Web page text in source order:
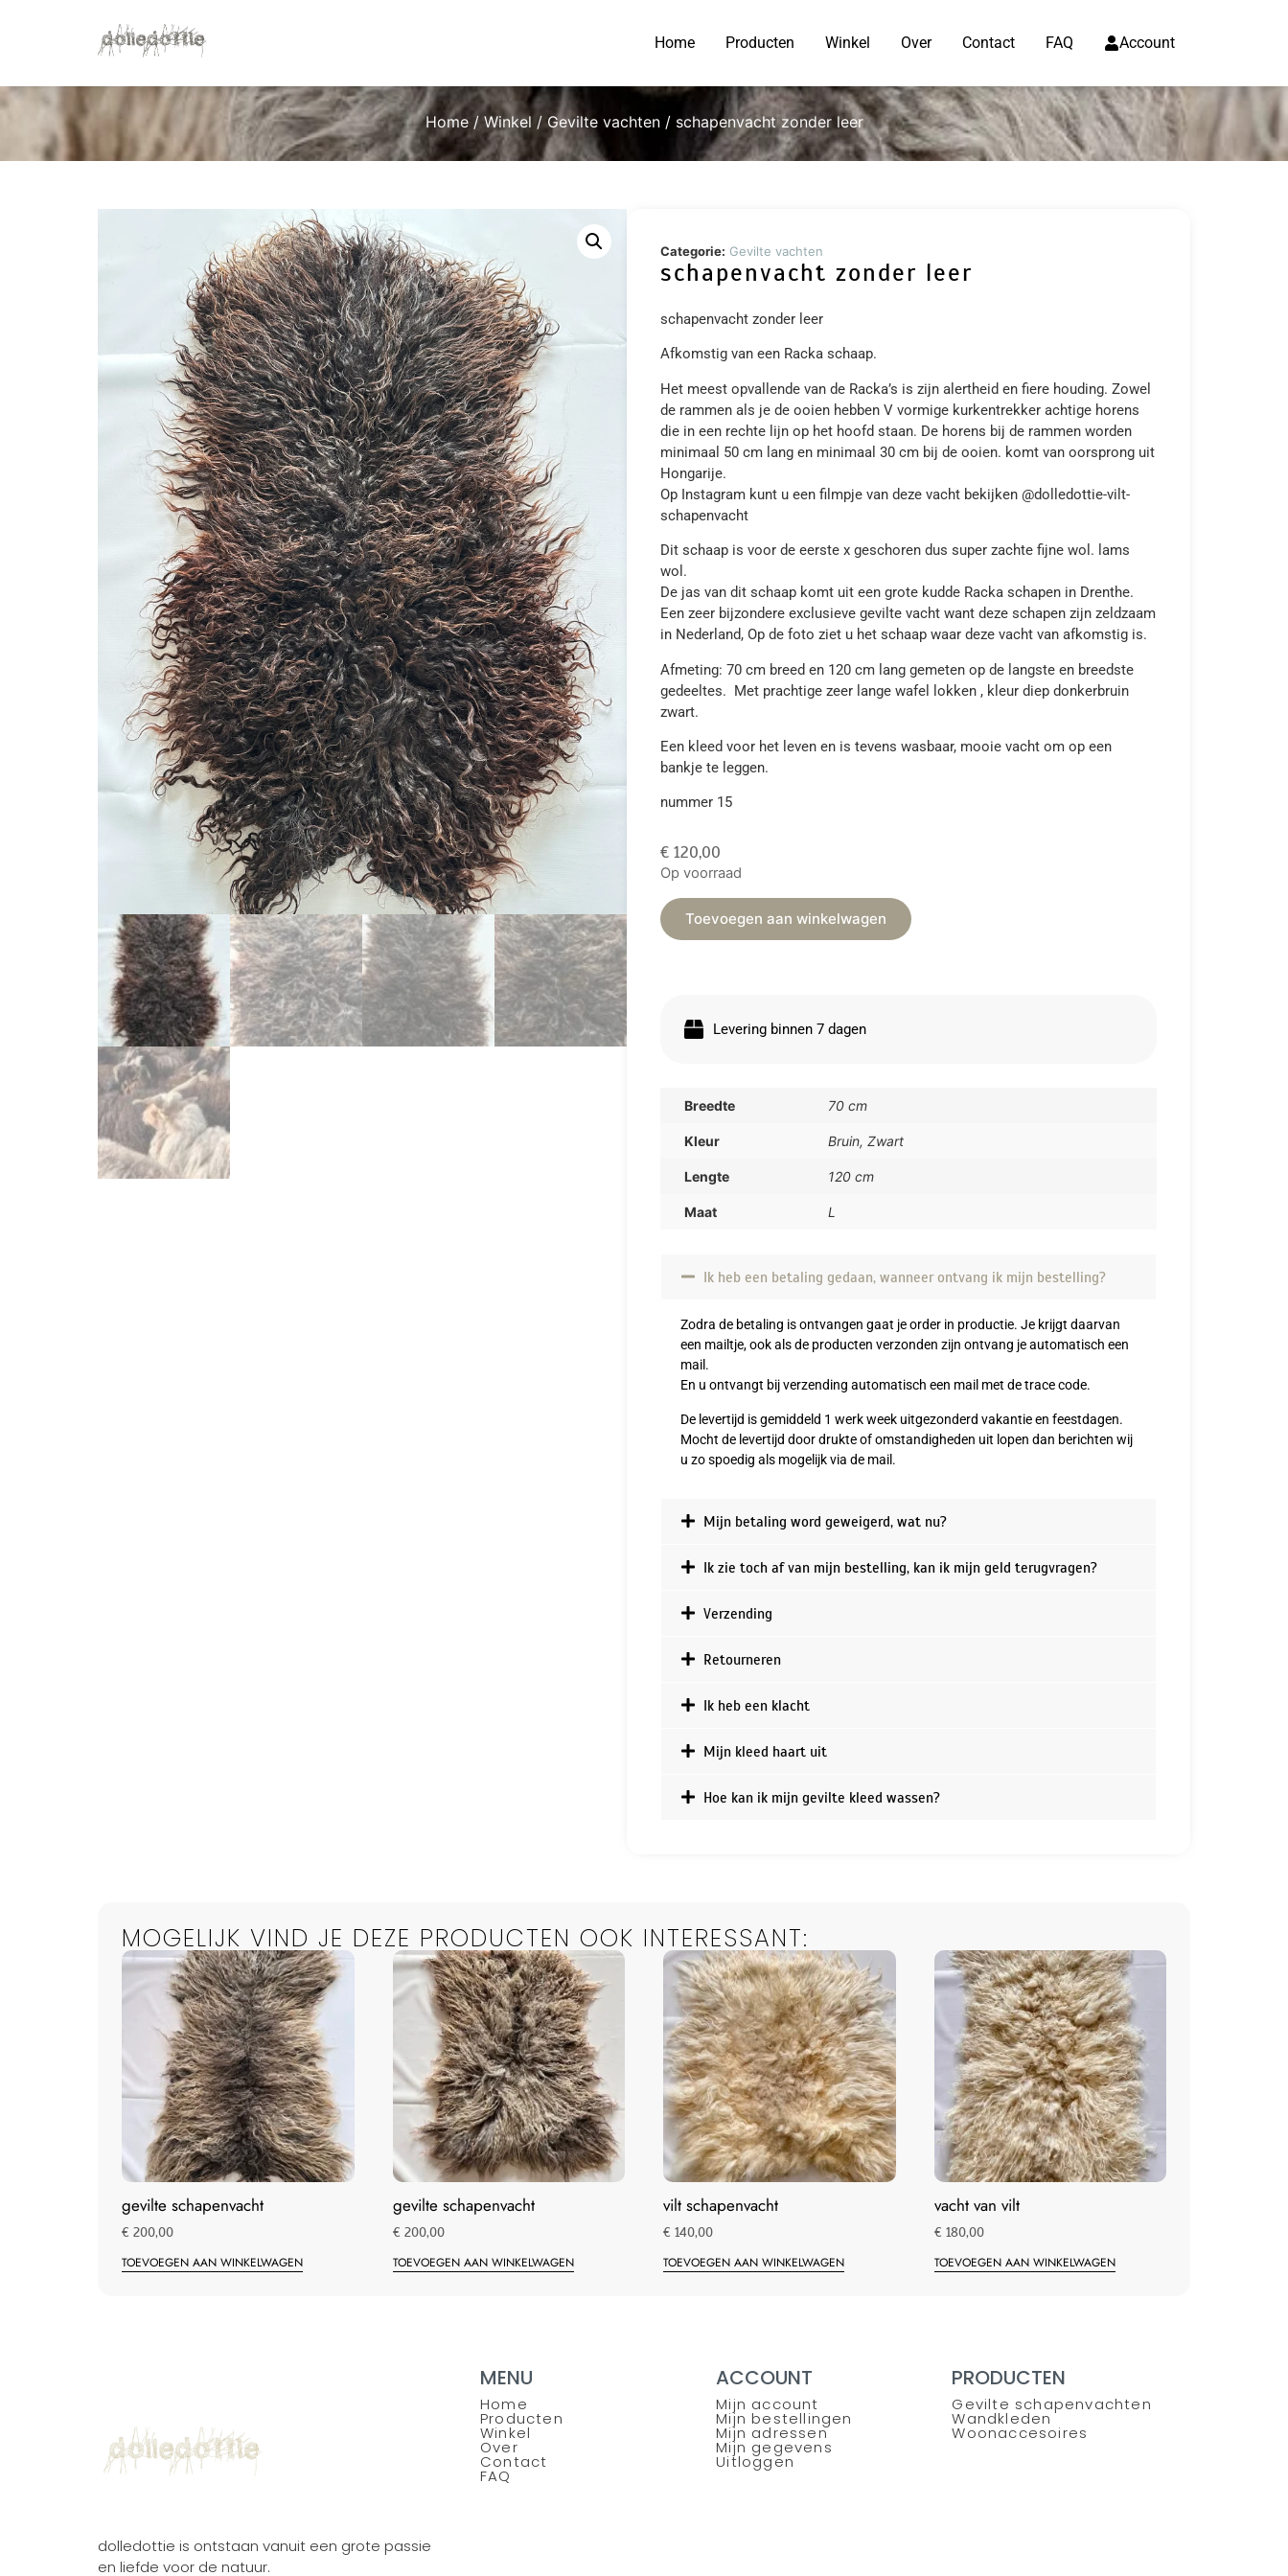
Home Producten Winkel Over Contact FAQ Account
Home/ Winkel /Gevilte vachten/ schapenvacht zonder leer
Categorie: Gevilte vachten
schapenvacht zonder leer
schapenvacht zonder leer
Afkomstig van een Racka schaap.
Het meest opvallende van de Racka’s is zijn alertheid en fiere houding. Zowel
de rammen als je de ooien hebben V vormige kurkentrekker achtige horens
die in een rechte lijn op het hoofd staan. De horens bij de rammen worden
minimaal 50 cm lang en minimaal 30 cm bij de ooien. komt van oorsprong uit
Hongarije.
Op Instagram kunt u een filmpje van deze vacht bekijken @dolledottie-vilt-
schapenvacht
Dit schaap is voor de eerste x geschoren dus super zachte fijne wol. lams
wol.
De jas van dit schaap komt uit een grote kudde Racka schapen in Drenthe.
Een zeer bijzondere exclusieve gevilte vacht want deze schapen zijn zeldzaam
in Nederland, Op de foto ziet u het schaap waar deze vacht van afkomstig is.
Afmeting: 70 cm breed en 120 cm lang gemeten op de langste en breedste
gedeeltes. Met prachtige zeer lange wafel lokken , kleur diep donkerbruin
zwart.
Een kleed voor het leven en is tevens wasbaar, mooie vacht om op een
bankje te leggen.
nummer 15
€120,00
Op voorraad
Toevoegen aan winkelwagen
Levering binnen 7 dagen
Breedte 70 cm
Kleur Bruin, Zwart
Lengte 120 cm
Maat L
Ik heb een betaling gedaan, wanneer ontvang ik mijn bestelling?
Zodra de betaling is ontvangen gaat je order in productie. Je krijgt daarvan
een mailtje, ook als de producten verzonden zijn ontvang je automatisch een
mail.
En u ontvangt bij verzending automatisch een mail met de trace code.
De levertijd is gemiddeld 1 werk week uitgezonderd vakantie en feestdagen.
Mocht de levertijd door drukte of omstandigheden uit lopen dan berichten wij
u zo spoedig als mogelijk via de mail.
Mijn betaling word geweigerd, wat nu?
Ik zie toch af van mijn bestelling, kan ik mijn geld terugvragen?
Verzending
Retourneren
Ik heb een klacht
Mijn kleed haart uit
Hoe kan ik mijn gevilte kleed wassen?
MOGELIJK VIND JE DEZE PRODUCTEN OOK INTERESSANT:
gevilte schapenvacht
€ 200,00
TOEVOEGEN AAN WINKELWAGEN
gevilte schapenvacht
€ 200,00
TOEVOEGEN AAN WINKELWAGEN
vilt schapenvacht
€ 140,00
TOEVOEGEN AAN WINKELWAGEN
vacht van vilt
€ 180,00
TOEVOEGEN AAN WINKELWAGEN
dolledottie is ontstaan vanuit een grote passie
en liefde voor de natuur.
MENU
Home
Producten
Winkel
Over
Contact
FAQ
ACCOUNT
Mijn account
Mijn bestellingen
Mijn adressen
Mijn gegevens
Uitloggen
PRODUCTEN
Gevilte schapenvachten
Wandkleden
Woonaccesoires